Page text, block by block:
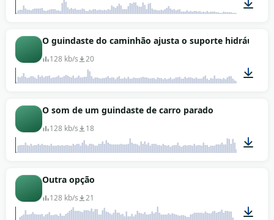
00:31
O guindaste do caminhão ajusta o suporte hidráulico
128 kb/s 20
O som de um guindaste de carro parado
128 kb/s 18
Outra opção
128 kb/s 21